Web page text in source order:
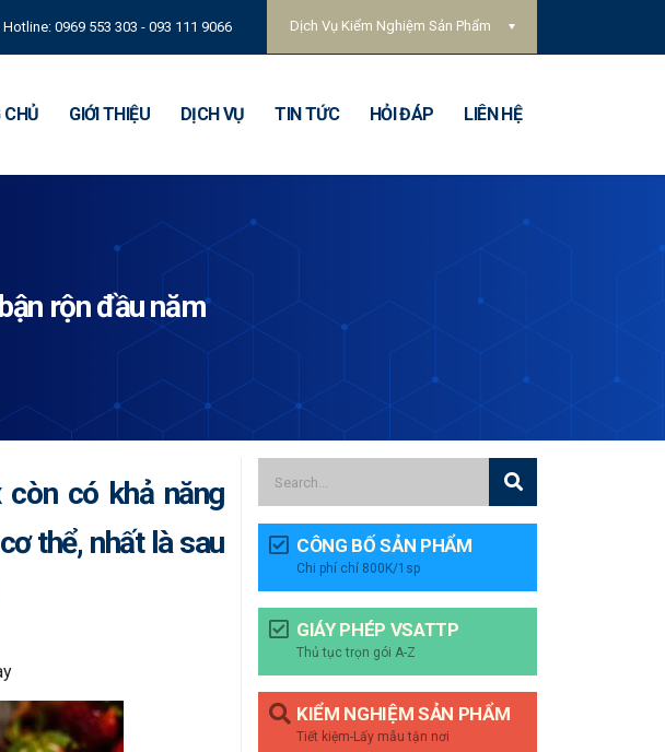
Dịch Vụ Kiểm Nghiệm Sản Phẩm
Hotline: 0969 553 303 - 093 111 9066
CHỦ GIỚI THIỆU DỊCH VỤ TIN TỨC HỎI ĐÁP LIÊN HỆ
rộn đầu năm
có khả năng
thể, nhất là sau
CÔNG BỐ SẢN PHẨM
Chi phí chỉ 800K/1sp
GIÁY PHÉP VSATTP
Thủ tục trọn gói A-Z
KIỂM NGHIỆM SẢN PHẨM
Tiết kiệm-Lấy mẫu tận nơi